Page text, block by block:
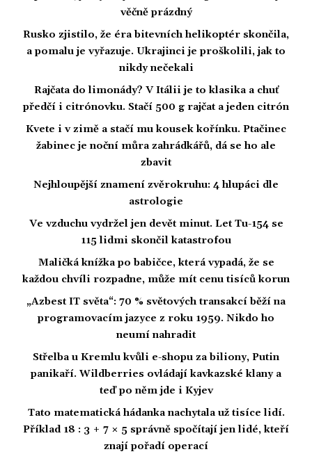
věčně prázdný
Rusko zjistilo, že éra bitevních helikoptér skončila,
a pomalu je vyřazuje. Ukrajinci je proškolili, jak to
nikdy nečekali
Rajčata do limonády? V Itálii je to klasika a chuť
předčí i citrónovku. Stačí 500 g rajčat a jeden citrón
Kvete i v zimě a stačí mu kousek kořínku. Ptačinec
žabinec je noční můra zahrádkářů, dá se ho ale
zbavit
Nejhloupější znamení zvěrokruhu: 4 hlupáci dle
astrologie
Ve vzduchu vydržel jen devět minut. Let Tu-154 se
115 lidmi skončil katastrofou
Maličká knížka po babičce, která vypadá, že se
každou chvíli rozpadne, může mít cenu tisíců korun
„Azbest IT světa“: 70 % světových transakcí běží na
programovacím jazyce z roku 1959. Nikdo ho
neumí nahradit
Střelba u Kremlu kvůli e-shopu za biliony, Putin
panikaří. Wildberries ovládají kavkazské klany a
teď po něm jde i Kyjev
Tato matematická hádanka nachytala už tisíce lidí.
Příklad 18 : 3 + 7 × 5 správně spočítají jen lidé, kteří
znají pořadí operací